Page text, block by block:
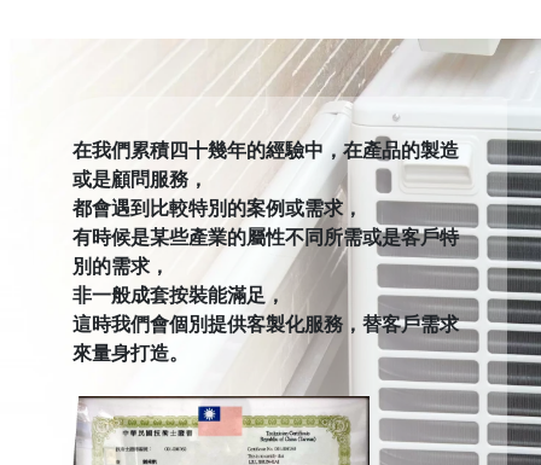
在我們累積四十幾年的經驗中，在產品的製造
或是顧問服務，
都會遇到比較特別的案例或需求，
有時候是某些產業的屬性不同所需或是客戶特
別的需求，
非一般成套按裝能滿足，
這時我們會個別提供客製化服務，替客戶需求
來量身打造。